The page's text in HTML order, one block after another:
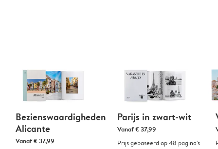
Bezienswaardigheden
Alicante
Vanaf€ 37,99
Parijs in zwart-wit
Vanaf€ 37,99
Prijs gebaseerd op 48 pagina's